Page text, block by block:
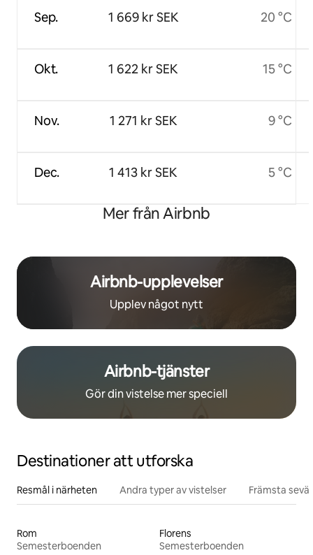
Sep.
Okt.
Nov.
Dec.
1 669 kr SEK
1 622 kr SEK
1 271 kr SEK
1 413 kr SEK
20 °C
15 °C
9 °C
5 °C
Mer från Airbnb
Airbnb-upplevelser
Upplev något nytt
Airbnb-tjänster
Gör din vistelse mer speciell
Destinationer att utforska
Resmål i närheten Andra typer av vistelser Främsta
Rom
Semesterboenden
Florens
Semesterboenden